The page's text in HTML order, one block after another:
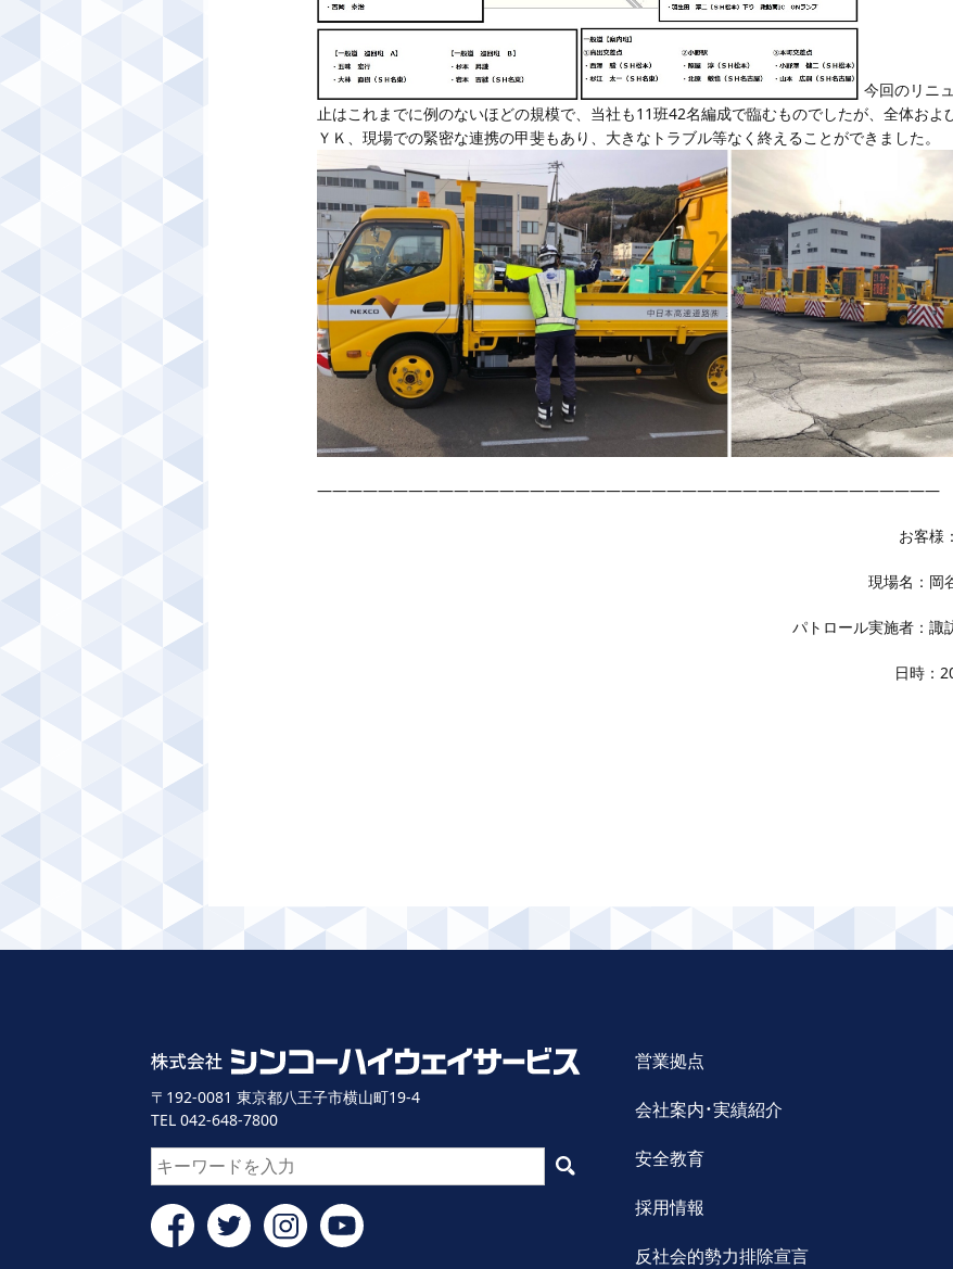
今回のリニ
止はこれまでに例のないほどの規模で、当社も11班42名編成で臨むものでしたが、全体およ
ＹＫ、現場での緊密な連携の甲斐もあり、大きなトラブル等なく終えることができました。
―――――――――――――――――――――――――――――――――――――――――
お客様
現場名：岡
パトロール実施者：
日時：
〒192-0081 東京都八王子市横山町19-4
TEL 042-648-7800
営業拠点
会社案内・実績紹介
安全教育
採用情報
反社会的勢力排除宣言